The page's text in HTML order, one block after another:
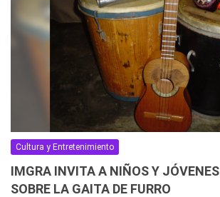
Cultura y Entretenimiento
IMGRA INVITA A NIÑOS Y
SOBRE LA GAITA DE FURRO